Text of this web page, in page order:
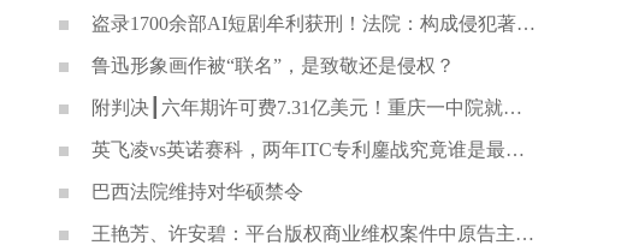
盗录1700余部AI短剧牟利获刑！法院：构成侵犯著作
权罪
鲁迅形象画作被“联名”，是致敬还是侵权？
附判决┃六年期许可费7.31亿美元！重庆一中院就中
兴诉三星案作出一审判决
英飞凌vs英诺赛科，两年ITC专利鏖战究竟谁是最终
赢家？
巴西法院维持对华硕禁令
王艳芳、许安碧：平台版权商业维权案件中原告主体